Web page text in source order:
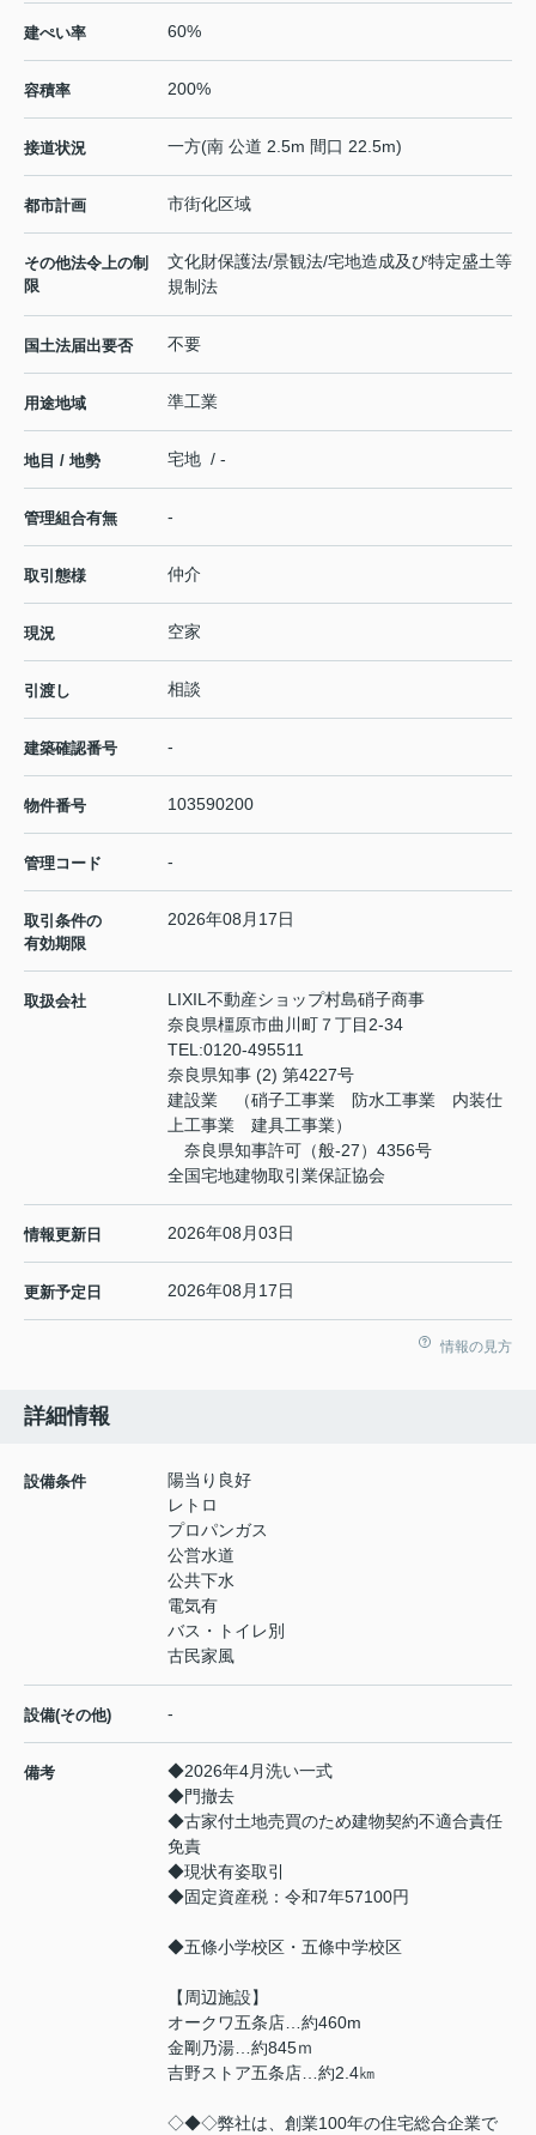
建ぺい率 60%
容積率 200%
接道状況 一方(南 公道 2.5m 間口 22.5m)
都市計画 市街化区域
その他法令上の制
限
文化財保護法/景観法/宅地造成及び特定盛土等
規制法
国土法届出要否 不要
用途地域 準工業
地目 / 地勢 宅地 / -
管理組合有無 -
取引態様 仲介
現況 空家
引渡し 相談
建築確認番号 -
物件番号 103590200
管理コード -
取引条件の
有効期限
2026年08月17日
取扱会社
LIXIL不動産ショップ村島硝子商事
奈良県橿原市曲川町７丁目2-34
TEL:0120-495511
奈良県知事 (2) 第4227号
建設業 （硝子工事業 防水工事業 内装仕
上工事業 建具工事業）
奈良県知事許可（般-27）4356号
全国宅地建物取引業保証協会
情報更新日 2026年08月03日
更新予定日 2026年08月17日
情報の見方
詳細情報
設備条件
陽当り良好
レトロ
プロパンガス
公営水道
公共下水
電気有
バス・トイレ別
古民家風
設備(その他) -
備考
◆2026年4月洗い一式
◆門撤去
◆古家付土地売買のため建物契約不適合責任
免責
◆現状有姿取引
◆固定資産税：令和7年57100円
◆五條小学校区・五條中学校区
【周辺施設】
オークワ五条店…約460m
金剛乃湯…約845ｍ
吉野ストア五条店…約2.4㎞
◇◆◇弊社は、創業100年の住宅総合企業で